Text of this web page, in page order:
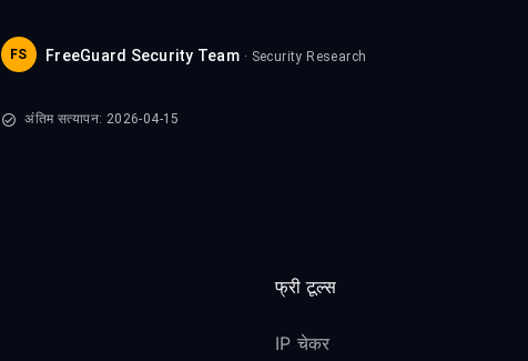
FS FreeGuard Security Team · Security Research
अंतिम सत्यापन: 2026-04-15
फ्री टूल्स
IP चेकर